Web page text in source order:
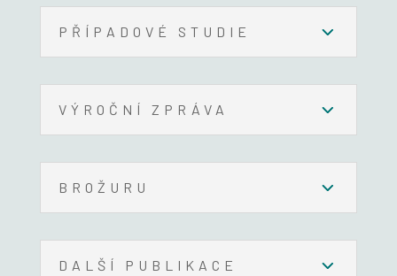
PŘÍPADOVÉ STUDIE
VÝROČNÍ ZPRÁVA
BROŽURU
DALŠÍ PUBLIKACE